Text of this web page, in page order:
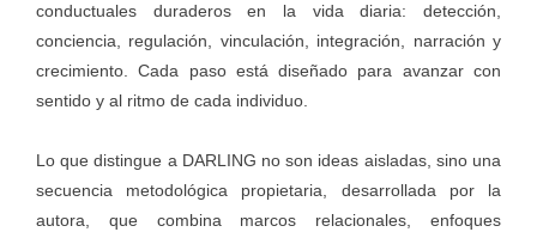
conductuales duraderos en la vida diaria: detección,
conciencia, regulación, vinculación, integración, narración y
crecimiento. Cada paso está diseñado para avanzar con
sentido y al ritmo de cada individuo.
Lo que distingue a DARLING no son ideas aisladas, sino una
secuencia metodológica propietaria, desarrollada por la
autora, que combina marcos relacionales, enfoques